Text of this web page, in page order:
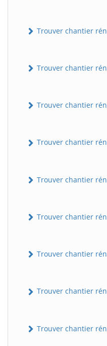
Trouver chantier
Trouver chantier
Trouver chantier
Trouver chantier
Trouver chantier
Trouver chantier
Trouver chantier
Trouver chantier
Trouver chantier